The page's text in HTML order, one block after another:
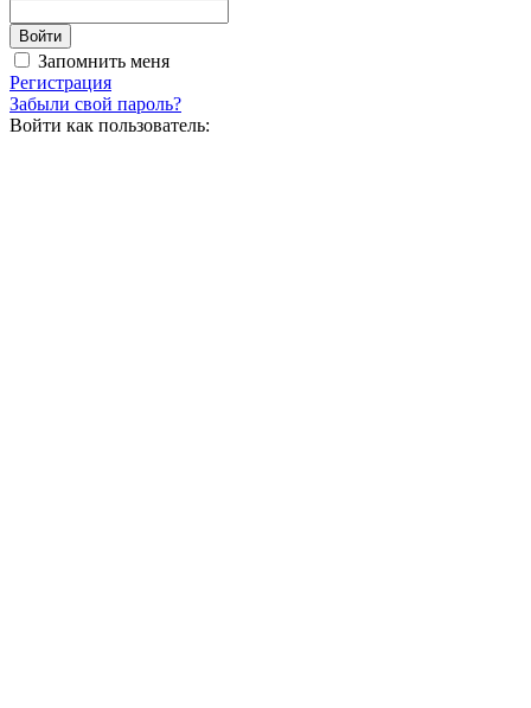
Запомнить меня
Регистрация
Забыли свой пароль?
Войти как пользователь: